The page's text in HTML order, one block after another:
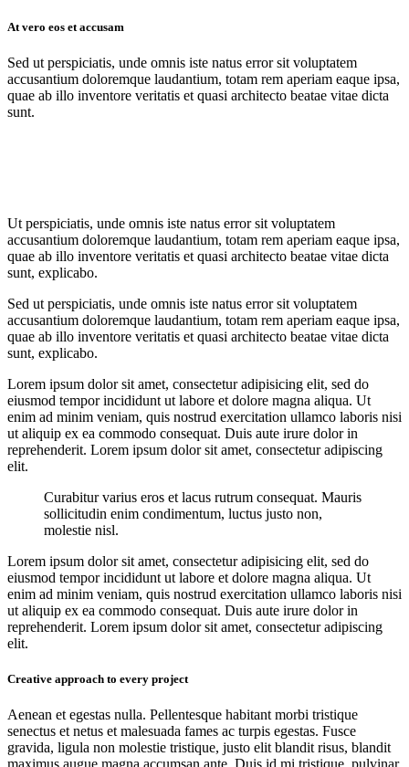
At vero eos et accusam
Sed ut perspiciatis, unde omnis iste natus error sit voluptatem
accusantium doloremque laudantium, totam rem aperiam eaque ipsa,
quae ab illo inventore veritatis et quasi architecto beatae vitae dicta
sunt.
Ut perspiciatis, unde omnis iste natus error sit voluptatem
accusantium doloremque laudantium, totam rem aperiam eaque ipsa,
quae ab illo inventore veritatis et quasi architecto beatae vitae dicta
sunt, explicabo.
Sed ut perspiciatis, unde omnis iste natus error sit voluptatem
accusantium doloremque laudantium, totam rem aperiam eaque ipsa,
quae ab illo inventore veritatis et quasi architecto beatae vitae dicta
sunt, explicabo.
Lorem ipsum dolor sit amet, consectetur adipisicing elit, sed do
eiusmod tempor incididunt ut labore et dolore magna aliqua. Ut
enim ad minim veniam, quis nostrud exercitation ullamco laboris nisi
ut aliquip ex ea commodo consequat. Duis aute irure dolor in
reprehenderit. Lorem ipsum dolor sit amet, consectetur adipiscing
elit.
Curabitur varius eros et lacus rutrum consequat. Mauris
sollicitudin enim condimentum, luctus justo non,
molestie nisl.
Lorem ipsum dolor sit amet, consectetur adipisicing elit, sed do
eiusmod tempor incididunt ut labore et dolore magna aliqua. Ut
enim ad minim veniam, quis nostrud exercitation ullamco laboris nisi
ut aliquip ex ea commodo consequat. Duis aute irure dolor in
reprehenderit. Lorem ipsum dolor sit amet, consectetur adipiscing
elit.
Creative approach to every project
Aenean et egestas nulla. Pellentesque habitant morbi tristique
senectus et netus et malesuada fames ac turpis egestas. Fusce
gravida, ligula non molestie tristique, justo elit blandit risus, blandit